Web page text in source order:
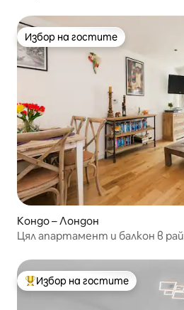
Избор на гостите
Избор на гостите
Кондо – Лондон
Цял апартамент и балкон в
Най-популярен избор на
Избор на гостите